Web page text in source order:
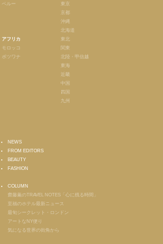
ペルー
アフリカ
モロッコ
ボツワナ
東京
京都
沖縄
北海道
東北
関東
北陸・甲信越
東海
近畿
中国
四国
九州
NEWS
FROM EDITORS
BEAUTY
FASHION
COLUMN
齋藤薫のTRAVEL NOTES「心に残る時間」
至福のホテル最新ニュース
最旬シークレット・ロンドン
アートなNY便り
気になる世界の街角から